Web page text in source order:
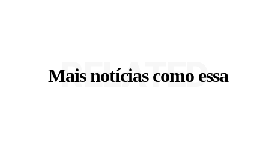
Mais notícias como essa
RELATED